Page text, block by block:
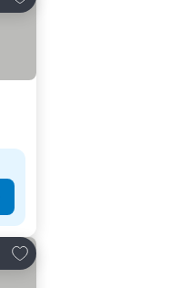
Lägg till i Mina Favoriter